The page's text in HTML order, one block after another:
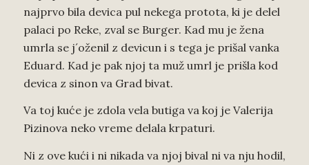
najprvo bila devica pul nekega protota, ki je delel
palaci po Reke, zval se Burger. Kad mu je žena
umrla se j´oženil z devicun i s tega je prišal vanka
Eduard. Kad je pak njoj ta muž umrl je prišla kod
devica z sinon va Grad bivat.
Va toj kuće je zdola vela butiga va koj je Valerija
Pizinova neko vreme delala krpaturi.
Ni z ove kući i ni nikada va njoj bival ni va nju hodil,